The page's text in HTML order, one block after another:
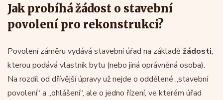
Jak probíhá žádost o stavební
povolení pro rekonstrukci?
Povolení záměru vydává stavební úřad na základě žádosti,
kterou podává vlastník bytu (nebo jiná oprávněná osoba).
Na rozdíl od dřívější úpravy už nejde o oddělené „stavební
povolení“ a „ohlášení“, ale o jedno řízení, ve kterém úřad